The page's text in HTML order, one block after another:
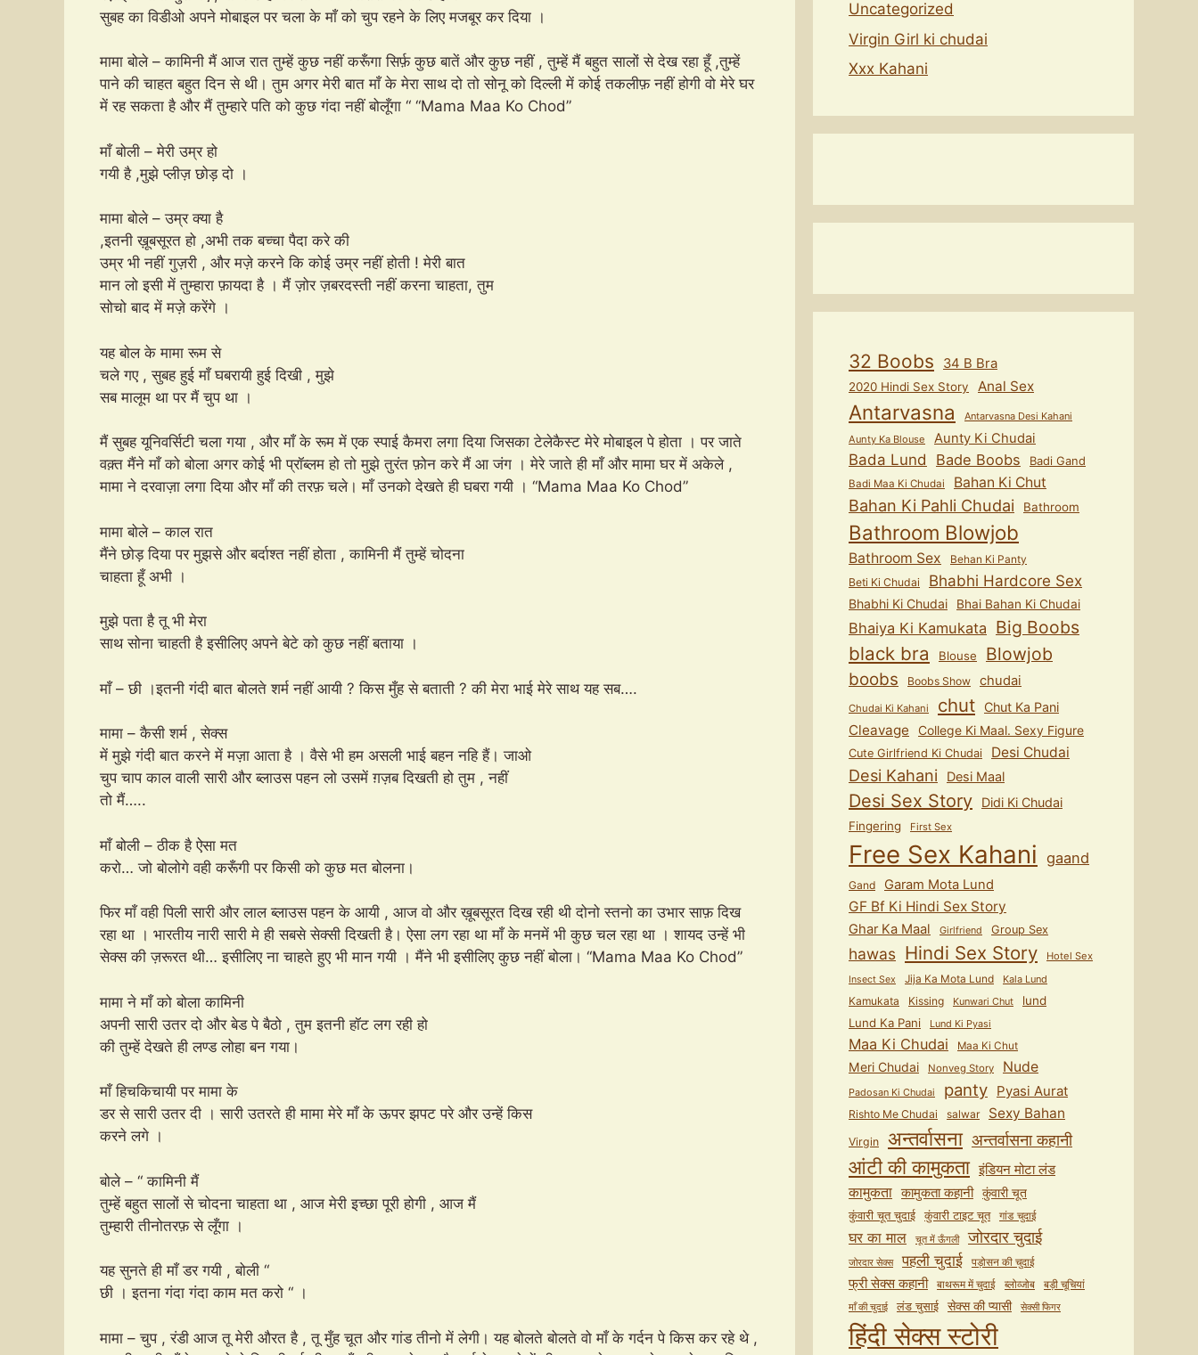
सुबह का विडीओ अपने मोबाइल पर चला के माँ को चुप रहने के लिए मजबूर कर दिया ।
मामा बोले – कामिनी मैं आज रात तुम्हें कुछ नहीं करूँगा सिर्फ़ कुछ बातें और कुछ नहीं , तुम्हें मैं बहुत सालों से देख रहा हूँ ,तुम्हें
पाने की चाहत बहुत दिन से थी। तुम अगर मेरी बात माँ के मेरा साथ दो तो सोनू को दिल्ली में कोई तकलीफ़ नहीं होगी वो मेरे घर
में रह सकता है और मैं तुम्हारे पति को कुछ गंदा नहीं बोलूँगा “ “Mama Maa Ko Chod”
माँ बोली – मेरी उम्र हो
गयी है ,मुझे प्लीज़ छोड़ दो ।
मामा बोले – उम्र क्या है
,इतनी ख़ूबसूरत हो ,अभी तक बच्चा पैदा करे की
उम्र भी नहीं गुज़री , और मज़े करने कि कोई उम्र नहीं होती ! मेरी बात
मान लो इसी में तुम्हारा फ़ायदा है । मैं ज़ोर ज़बरदस्ती नहीं करना चाहता, तुम
सोचो बाद में मज़े करेंगे ।
यह बोल के मामा रूम से
चले गए , सुबह हुई माँ घबरायी हुई दिखी , मुझे
सब मालूम था पर मैं चुप था ।
मैं सुबह यूनिवर्सिटी चला गया , और माँ के रूम में एक स्पाई कैमरा लगा दिया जिसका टेलेकैस्ट मेरे मोबाइल पे होता । पर जाते
वक़्त मैंने माँ को बोला अगर कोई भी प्रॉब्लम हो तो मुझे तुरंत फ़ोन करे मैं आ जंग । मेरे जाते ही माँ और मामा घर में अकेले ,
मामा ने दरवाज़ा लगा दिया और माँ की तरफ़ चले। माँ उनको देखते ही घबरा गयी । “Mama Maa Ko Chod”
मामा बोले – काल रात
मैंने छोड़ दिया पर मुझसे और बर्दाश्त नहीं होता , कामिनी मैं तुम्हें चोदना
चाहता हूँ अभी ।
मुझे पता है तू भी मेरा
साथ सोना चाहती है इसीलिए अपने बेटे को कुछ नहीं बताया ।
माँ – छी ।इतनी गंदी बात बोलते शर्म नहीं आयी ? किस मुँह से बताती ? की मेरा भाई मेरे साथ यह सब….
मामा – कैसी शर्म , सेक्स
में मुझे गंदी बात करने में मज़ा आता है । वैसे भी हम असली भाई बहन नहि हैं। जाओ
चुप चाप काल वाली सारी और ब्लाउस पहन लो उसमें ग़ज़ब दिखती हो तुम , नहीं
तो मैं…..
माँ बोली – ठीक है ऐसा मत
करो… जो बोलोगे वही करूँगी पर किसी को कुछ मत बोलना।
फिर माँ वही पिली सारी और लाल ब्लाउस पहन के आयी , आज वो और ख़ूबसूरत दिख रही थी दोनो स्तनो का उभार साफ़ दिख
रहा था । भारतीय नारी सारी मे ही सबसे सेक्सी दिखती है। ऐसा लग रहा था माँ के मनमें भी कुछ चल रहा था । शायद उन्हें भी
सेक्स की ज़रूरत थी… इसीलिए ना चाहते हुए भी मान गयी । मैंने भी इसीलिए कुछ नहीं बोला। “Mama Maa Ko Chod”
मामा ने माँ को बोला कामिनी
अपनी सारी उतर दो और बेड पे बैठो , तुम इतनी हॉट लग रही हो
की तुम्हें देखते ही लण्ड लोहा बन गया।
माँ हिचकिचायी पर मामा के
डर से सारी उतर दी । सारी उतरते ही मामा मेरे माँ के ऊपर झपट परे और उन्हें किस
करने लगे ।
बोले – “ कामिनी मैं
तुम्हें बहुत सालों से चोदना चाहता था , आज मेरी इच्छा पूरी होगी , आज मैं
तुम्हारी तीनोतरफ़ से लूँगा ।
यह सुनते ही माँ डर गयी , बोली “
छी । इतना गंदा गंदा काम मत करो “ ।
मामा – चुप , रंडी आज तू मेरी औरत है , तू मुँह चूत और गांड तीनो में लेगी। यह बोलते बोलते वो माँ के गर्दन पे किस कर रहे थे ,
Uncategorized
Virgin Girl ki chudai
Xxx Kahani
32 Boobs 34 B Bra
2020 Hindi Sex Story Anal Sex
Antarvasna
Antarvasna Desi Kahani
Aunty Ka Blouse
Aunty Ki Chudai
Bada Lund Bade Boobs Badi Gand
Badi Maa Ki Chudai Bahan Ki Chut
Bahan Ki Pahli Chudai Bathroom
Bathroom Blowjob
Bathroom Sex
Behan Ki Panty
Beti Ki Chudai
Bhabhi Hardcore Sex
Bhabhi Ki Chudai Bhai Bahan Ki Chudai
Bhaiya Ki Kamukata Big Boobs
black bra Blouse Blowjob
boobs Boobs Show chudai
Chudai Ki Kahani chut Chut Ka Pani
Cleavage College Ki Maal. Sexy Figure
Cute Girlfriend Ki Chudai Desi Chudai
Desi Kahani Desi Maal
Desi Sex Story Didi Ki Chudai
Fingering First Sex
Free Sex Kahani gaand
Gand Garam Mota Lund
GF Bf Ki Hindi Sex Story
Ghar Ka Maal Girlfriend Group Sex
hawas Hindi Sex Story Hotel Sex
Insect Sex Jija Ka Mota Lund Kala Lund
Kamukata Kissing Kunwari Chut
lund
Lund Ka Pani
Lund Ki Pyasi
Maa Ki Chudai Maa Ki Chut
Meri Chudai Nonveg Story Nude
Padosan Ki Chudai panty Pyasi Aurat
Rishto Me Chudai salwar Sexy Bahan
Virgin अन्तर्वासना अन्तर्वासना कहानी
आंटी की कामुकता इंडियन मोटा लंड
कामुकता कामुकता कहानी कुंवारी चूत
कुंवारी चूत चुदाई कुंवारी टाइट चूत गांड चुदाई
घर का माल चूत में ऊँगली जोरदार चुदाई
जोरदार सेक्स पहली चुदाई पड़ोसन की चुदाई
फ्री सेक्स कहानी बाथरूम में चुदाई ब्लोव्जोब
बड़ी चूचियां
माँ की चुदाई
लंड चुसाई सेक्स की प्यासी सेक्सी फिगर
हिंदी सेक्स स्टोरी